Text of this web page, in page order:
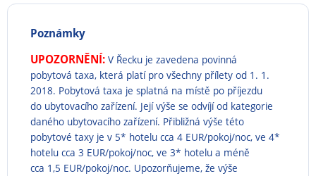
Poznámky
UPOZORNĚNÍ: V Řecku je zavedena povinná
pobytová taxa, která platí pro všechny přílety od 1. 1.
2018. Pobytová taxa je splatná na místě po příjezdu
do ubytovacího zařízení. Její výše se odvíjí od kategorie
daného ubytovacího zařízení. Přibližná výše této
pobytové taxy je v 5* hotelu cca 4 EUR/pokoj/noc, ve 4*
hotelu cca 3 EUR/pokoj/noc, ve 3* hotelu a méně
cca 1,5 EUR/pokoj/noc. Upozorňujeme, že výše